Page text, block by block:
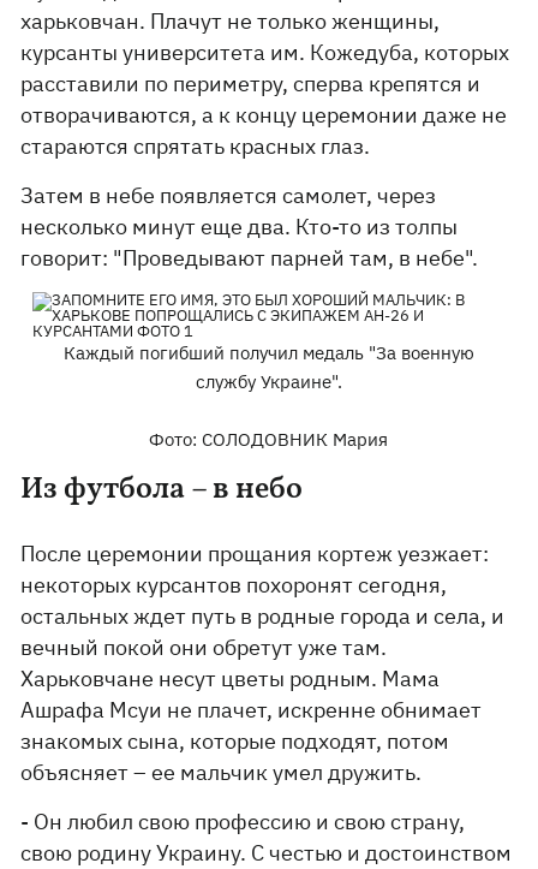
харьковчан. Плачут не только женщины,
курсанты университета им. Кожедуба, которых
расставили по периметру, сперва крепятся и
отворачиваются, а к концу церемонии даже не
стараются спрятать красных глаз.
Затем в небе появляется самолет, через
несколько минут еще два. Кто-то из толпы
говорит: "Проведывают парней там, в небе".
Каждый погибший получил медаль "За военную
службу Украине".
Фото: СОЛОДОВНИК Мария
Из футбола – в небо
После церемонии прощания кортеж уезжает:
некоторых курсантов похоронят сегодня,
остальных ждет путь в родные города и села, и
вечный покой они обретут уже там.
Харьковчане несут цветы родным. Мама
Ашрафа Мсуи не плачет, искренне обнимает
знакомых сына, которые подходят, потом
объясняет – ее мальчик умел дружить.
- Он любил свою профессию и свою страну,
свою родину Украину. С честью и достоинством